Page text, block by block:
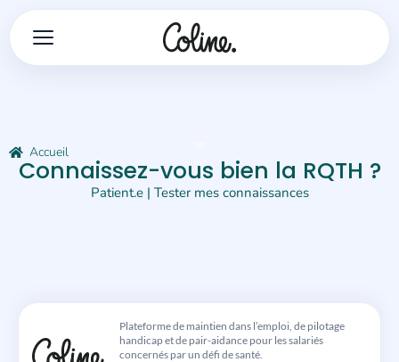
Accueil
Connaissez-vous bien la RQTH ?
Patient.e| Tester mes connaissances
Plateforme de maintien dans l’emploi, de pilotage
handicap et de pair-aidance pour les salariés
concernés par un défi de santé.